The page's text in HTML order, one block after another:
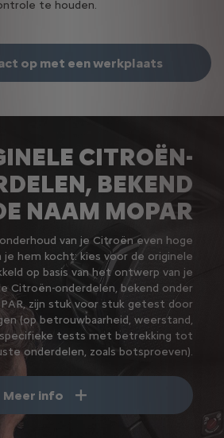
te houden.
op met een werkplaats
crashtests) en zijn vervaardigd
rijden!
verspreid over het hele Citroën-
CITROËN-
BEKEND
NAAM MOPAR
van je Citroën even hoge
je hem kocht: kies voor de originele
op basis van het ontwerp van je
Citroën-onderdelen, bekend onder
zijn stuk voor stuk getest door
(op betrouwbaarheid, weerstand,
specifieke tests met betrekking tot
onderdelen, zoals botsproeven).
Meer info